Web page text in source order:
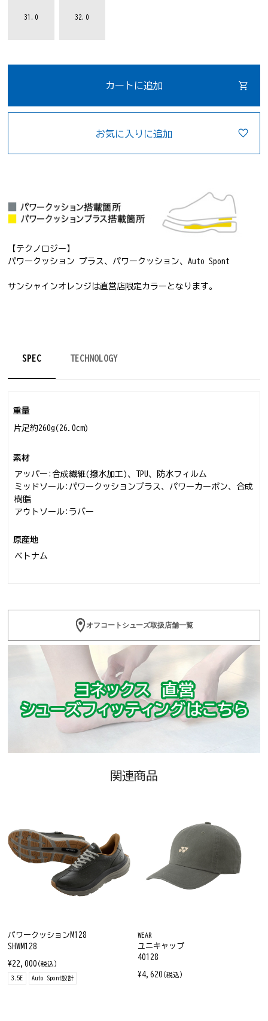
31.0 32.0
カートに追加
お気に入りに追加
【テクノロジー】
パワークッション プラス、パワークッション、Auto Spont
サンシャインオレンジは直営店限定カラーとなります。
SPEC TECHNOLOGY
重量
片足約260g(26.0cm)
素材
アッパー:合成繊維(撥水加工)、TPU、防水フィルム
ミッドソール:パワークッションプラス、パワーカーボン、合成
樹脂
アウトソール:ラバー
原産地
ベトナム
オフコートシューズ取扱店舗一覧
関連商品
パワークッションM128
SHWM128
¥22,000 (税込)
3.5E Auto Spont設計
WEAR
ユニキャップ
40128
¥4,620 (税込)